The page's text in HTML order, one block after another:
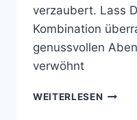
verzaubert. Lass
Kombination
genussvollen
verwöhnt
WEITERLESEN